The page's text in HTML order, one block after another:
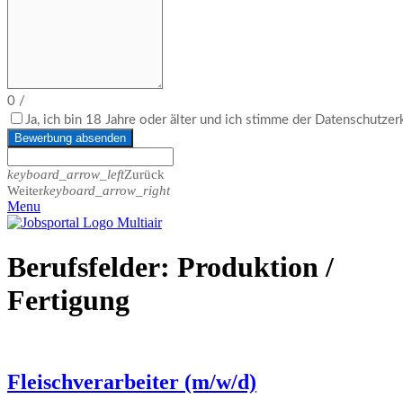
0 /
Ja, ich bin 18 Jahre oder älter und ich stimme der
Bewerbung absenden
keyboard_arrow_leftZurück
Weiterkeyboard_arrow_right
Menu
Berufsfelder: Produktion /
Fertigung
Fleischverarbeiter (m/w/d)